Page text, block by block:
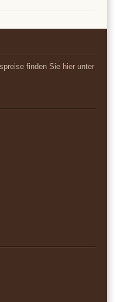
finden Sie hier unter